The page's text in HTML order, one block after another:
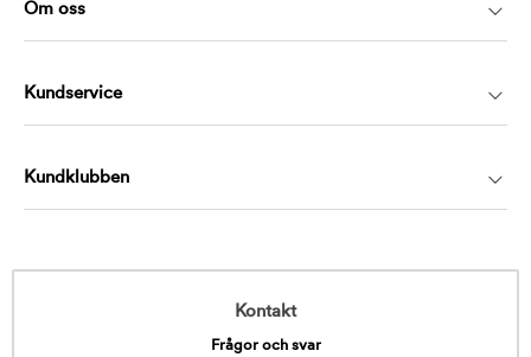
Om oss
Kundservice
Kundklubben
Kontakt
Frågor och svar